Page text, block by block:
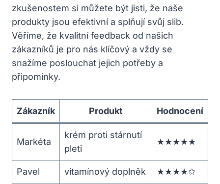
zkušenostem si můžete být jisti, že naše
produkty jsou efektivní a splňují svůj slib.
Věříme, že kvalitní feedback od našich
zákazníků je pro nás klíčový a vždy se
snažíme poslouchat jejich potřeby a
připomínky.
Zákazník Produkt Hodnocení
Markéta
krém proti stárnutí
pleti
★★★★★
Pavel vitamínový doplněk ★★★★✩